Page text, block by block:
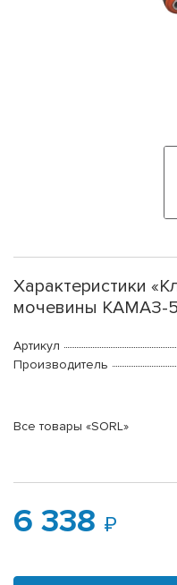
Характеристики
мочевины КАМАЗ-
Артикул
Производитель
Все товары «SORL»
6 338